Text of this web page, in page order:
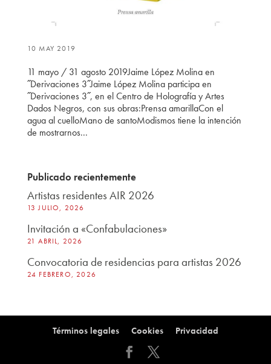
10 MAY 2019
11 mayo / 31 agosto 2019Jaime López Molina en
˝Derivaciones 3˝Jaime López Molina participa en
˝Derivaciones 3˝, en el Centro de Holografía y Artes
Dados Negros, con sus obras:Prensa amarillaCon el
agua al cuelloMano de santoModismos tiene la intención
de mostrarnos...
Publicado recientemente
Artistas residentes AIR 2026
13 JULIO, 2026
Invitación a «Confabulaciones»
21 ABRIL, 2026
Convocatoria de residencias para artistas 2026
24 FEBRERO, 2026
Términos legales Cookies Privacidad